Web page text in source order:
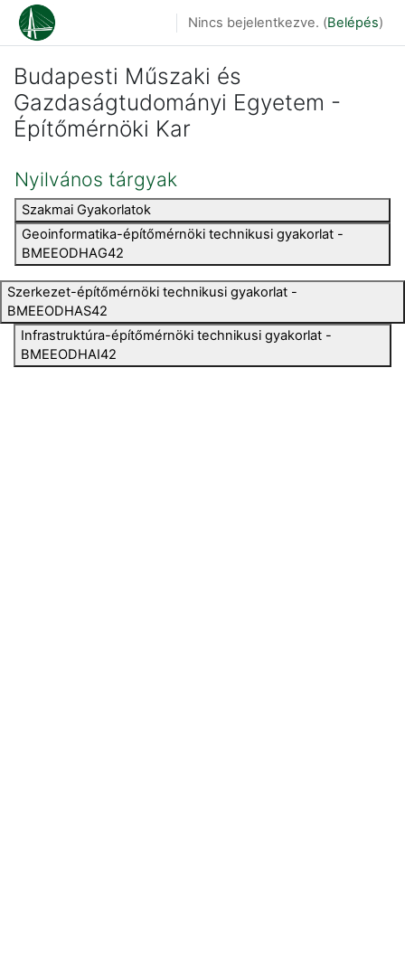
Tovább a fő tartalomhoz
Nincs bejelentkezve. (Belépés)
Budapesti Műszaki és
Gazdaságtudományi Egyetem -
Építőmérnöki Kar
Nyilvános tárgyak
Szakmai Gyakorlatok
Geoinformatika-építőmérnöki technikusi gyakorlat -
BMEEODHAG42
Szerkezet-építőmérnöki technikusi gyakorlat -
BMEEODHAS42
Infrastruktúra-építőmérnöki technikusi gyakorlat -
BMEEODHAI42